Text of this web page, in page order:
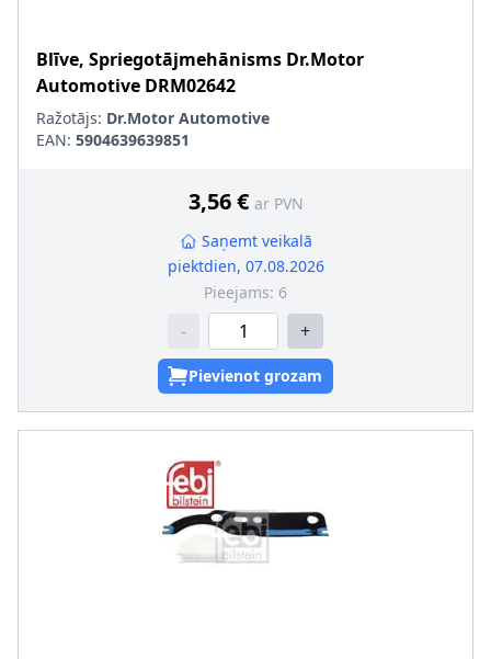
Blīve, Spriegotājmehānisms Dr.Motor
Automotive DRM02642
Ražotājs: Dr.Motor Automotive
EAN: 5904639639851
3,56 € ar PVN
Saņemt veikalā
piektdien, 07.08.2026
Pieejams: 6
- +
Pievienot grozam